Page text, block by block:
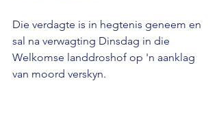
Die verdagte is in hegtenis geneem en
sal na verwagting Dinsdag in die
Welkomse landdroshof op 'n aanklag
van moord verskyn.